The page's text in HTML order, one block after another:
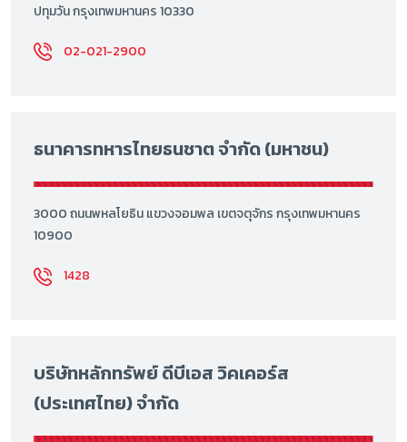
ปทุมวัน กรุงเทพมหานคร 10330
02-021-2900
ธนาคารทหารไทยธนชาต จำกัด (มหาชน)
3000 ถนนพหลโยธิน แขวงจอมพล เขตจตุจักร กรุงเทพมหานคร
10900
1428
บริษัทหลักทรัพย์ ดีบีเอส วิคเคอร์ส
(ประเทศไทย) จำกัด